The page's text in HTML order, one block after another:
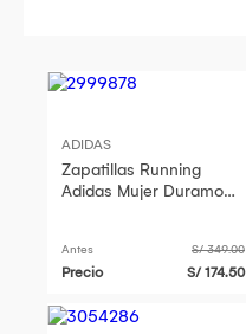
ADIDAS
Zapatillas Running
Adidas Mujer Duramo
Antes S/ 349.00
Precio S/ 174.50